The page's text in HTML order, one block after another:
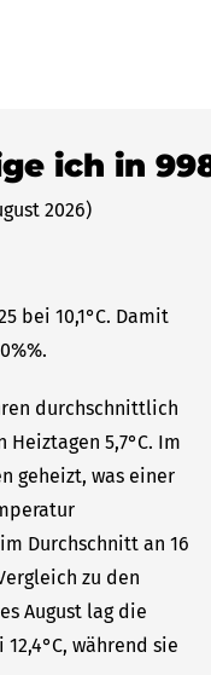
ich in
2026)
bei 10,1°C. Damit
durchschnittlich
5,7°C. Im
geheizt, was einer
Durchschnitt an 16
zu den
August lag die
während sie